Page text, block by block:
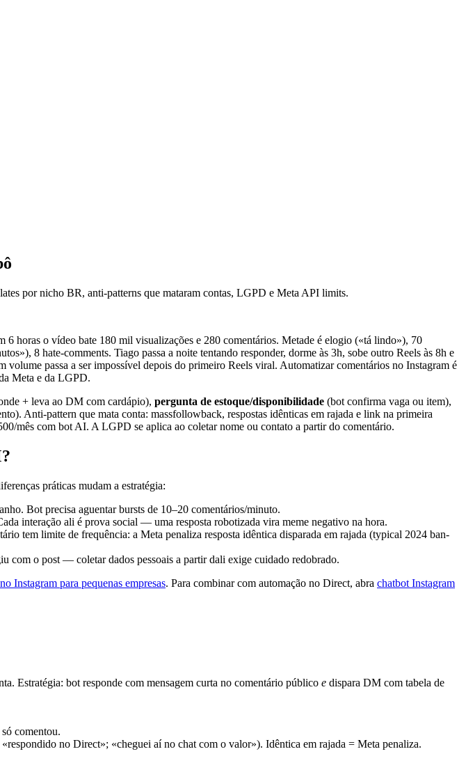
por nicho BR, anti-patterns que mataram contas, LGPD e Meta API limits.
6 horas o vídeo bate 180 mil visualizações e 280 comentários. Metade é elogio («tá lindo»), 70
8 hate-comments. Tiago passa a noite tentando responder, dorme às 3h, sobe outro Reels às 8h e
passa a ser impossível depois do primeiro Reels viral. Automatizar comentários no Instagram é
Meta e da LGPD.
+ leva ao DM com cardápio), pergunta de estoque/disponibilidade (bot confirma vaga ou item),
Anti-pattern que mata conta: massfollowback, respostas idênticas em rajada e link na primeira
mês com bot AI. A LGPD se aplica ao coletar nome ou contato a partir do comentário.
práticas mudam a estratégia:
Bot precisa aguentar bursts de 10–20 comentários/minuto.
interação ali é prova social — uma resposta robotizada vira meme negativo na hora.
tem limite de frequência: a Meta penaliza resposta idêntica disparada em rajada (typical 2024 ban-
com o post — coletar dados pessoais a partir dali exige cuidado redobrado.
Instagram para pequenas empresas. Para combinar com automação no Direct, abra chatbot Instagram
Estratégia: bot responde com mensagem curta no comentário público e dispara DM com tabela de
comentou.
no Direct»; «cheguei aí no chat com o valor»). Idêntica em rajada = Meta penaliza.